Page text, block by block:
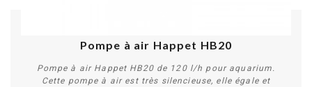
Pompe à air Happet HB20
Pompe à air Happet HB20 de 120 l/h pour aquarium.
Cette pompe à air est très silencieuse, elle égale et